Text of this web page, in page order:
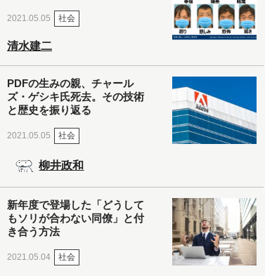
2021.05.05 社会
清水建二
PDFの生みの親、チャール
ズ・ゲシキ氏死去。その技術
と歴史を振り返る
2021.05.05 社会
柳井政和
新年度で登場した「どうして
もソリが合わない同僚」と付
き合う方法
2021.05.04 社会